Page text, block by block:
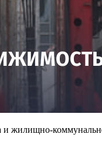
и жилищно-